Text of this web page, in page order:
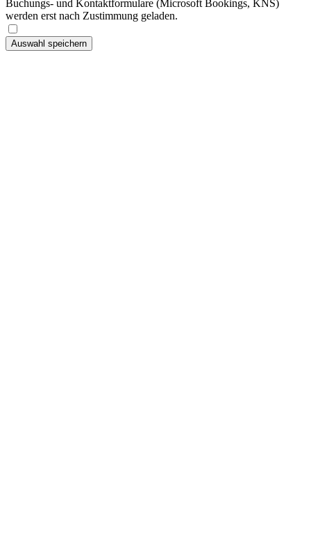
Buchungs- und Kontaktformulare (Microsoft Bookings, KNS)
werden erst nach Zustimmung geladen.
Auswahl speichern